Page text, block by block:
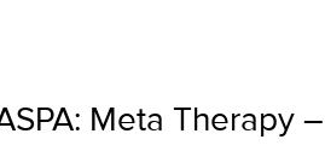
Meta Therapy –